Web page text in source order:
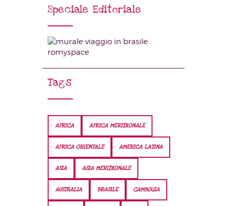
Speciale Editoriale
Tags
AFRICA AFRICA MERIDIONALE
AFRICA ORIENTALE AMERICA LATINA
ASIA ASIA MERIDIONALE
AUSTRALIA BRASILE CAMBOGIA